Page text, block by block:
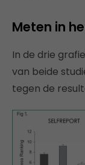
Meten in
In de drie
van beide
tegen de